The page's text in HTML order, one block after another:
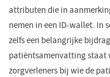
attributen die in
nemen in een ID-wallet. In
zelfs een belangrijke
patiëntsamenvatting staat
zorgverleners bij wie de